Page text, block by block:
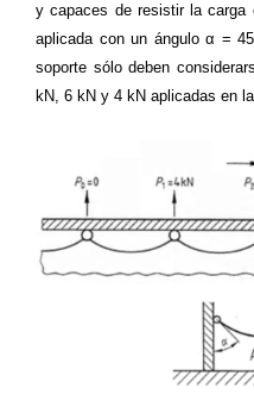
y capaces de resistir la
aplicada con un ángulo α =
soporte sólo deben
kN, 6 kN y 4 kN aplicadas en